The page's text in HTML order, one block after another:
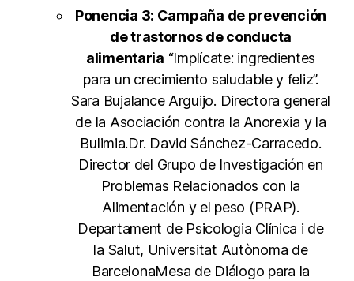
Ponencia 3: Campaña de prevención
de trastornos de conducta
alimentaria “Implícate: ingredientes
para un crecimiento saludable y feliz”.
Sara Bujalance Arguijo. Directora general
de la Asociación contra la Anorexia y la
Bulimia.Dr. David Sánchez-Carracedo.
Director del Grupo de Investigación en
Problemas Relacionados con la
Alimentación y el peso (PRAP).
Departament de Psicologia Clínica i de
la Salut, Universitat Autònoma de
BarcelonaMesa de Diálogo para la